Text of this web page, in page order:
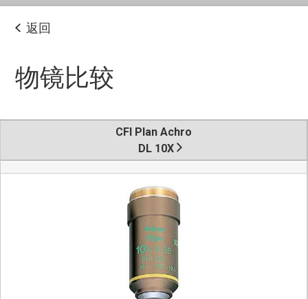
返回
物镜比较
CFI Plan Achro
DL 10X